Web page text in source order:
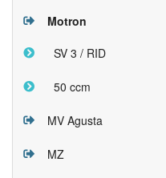
Motron
SV 3 / RID
50 ccm
MV Agusta
MZ